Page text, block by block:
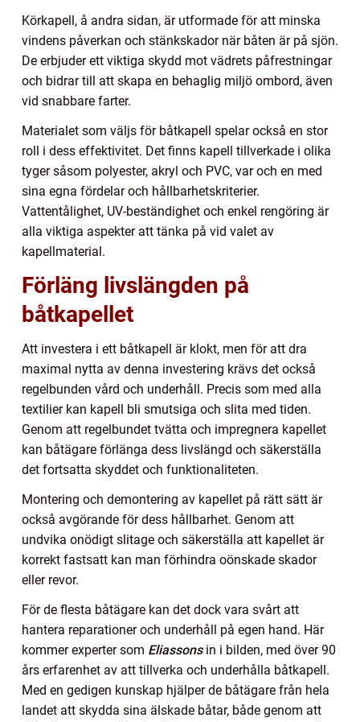
Körkapell, å andra sidan, är utformade för att minska
vindens påverkan och stänkskador när båten är på sjön.
De erbjuder ett viktiga skydd mot vädrets påfrestningar
och bidrar till att skapa en behaglig miljö ombord, även
vid snabbare farter.
Materialet som väljs för båtkapell spelar också en stor
roll i dess effektivitet. Det finns kapell tillverkade i olika
tyger såsom polyester, akryl och PVC, var och en med
sina egna fördelar och hållbarhetskriterier.
Vattentålighet, UV-beständighet och enkel rengöring är
alla viktiga aspekter att tänka på vid valet av
kapellmaterial.
Förläng livslängden på
båtkapellet
Att investera i ett båtkapell är klokt, men för att dra
maximal nytta av denna investering krävs det också
regelbunden vård och underhåll. Precis som med alla
textilier kan kapell bli smutsiga och slita med tiden.
Genom att regelbundet tvätta och impregnera kapellet
kan båtägare förlänga dess livslängd och säkerställa
det fortsatta skyddet och funktionaliteten.
Montering och demontering av kapellet på rätt sätt är
också avgörande för dess hållbarhet. Genom att
undvika onödigt slitage och säkerställa att kapellet är
korrekt fastsatt kan man förhindra oönskade skador
eller revor.
För de flesta båtägare kan det dock vara svårt att
hantera reparationer och underhåll på egen hand. Här
kommer experter som Eliassons in i bilden, med över 90
års erfarenhet av att tillverka och underhålla båtkapell.
Med en gedigen kunskap hjälper de båtägare från hela
landet att skydda sina älskade båtar, både genom att